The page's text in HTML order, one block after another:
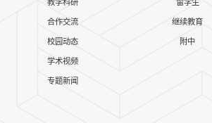
教学科研
合作交流
校园动态
学术视频
专题新闻
留学生
继续教育
附中